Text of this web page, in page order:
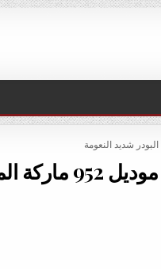
شديد النعومة
منسى